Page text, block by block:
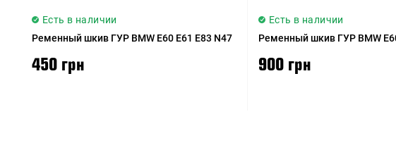
Есть в наличии
Ременный шкив ГУР BMW E60 E61 E83 N47
450 грн
Есть в наличии
Ременный шкив ГУР BMW
900 грн